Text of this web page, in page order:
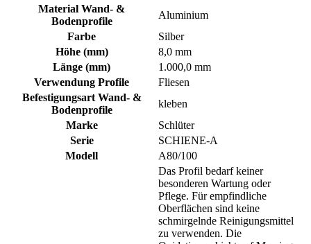
Material Wand- &
Bodenprofile
Aluminium
Farbe
Silber
Höhe (mm)
8,0 mm
Länge (mm)
1.000,0 mm
Verwendung Profile
Fliesen
Befestigungsart Wand- &
Bodenprofile
kleben
Marke
Schlüter
Serie
SCHIENE-A
Modell
A80/100
Das Profil bedarf keiner
besonderen Wartung oder
Pflege. Für empfindliche
Oberflächen sind keine
schmirgelnde Reinigungsmittel
zu verwenden. Die